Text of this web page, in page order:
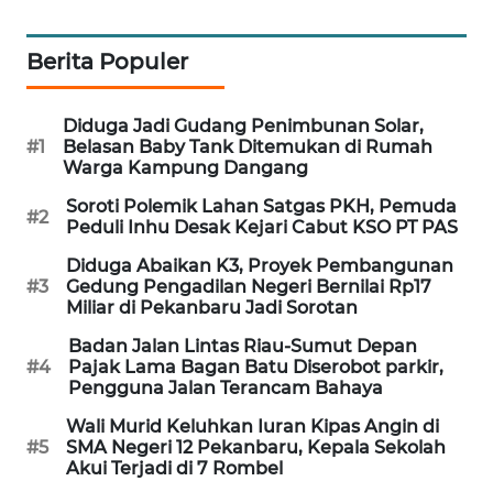
Berita Populer
#1
Diduga Jadi Gudang Penimbunan Solar,
Belasan Baby Tank Ditemukan di Rumah
Warga Kampung Dangang
#2
Soroti Polemik Lahan Satgas PKH, Pemuda
Peduli Inhu Desak Kejari Cabut KSO PT PAS
#3
Diduga Abaikan K3, Proyek Pembangunan
Gedung Pengadilan Negeri Bernilai Rp17
Miliar di Pekanbaru Jadi Sorotan
#4
Badan Jalan Lintas Riau-Sumut Depan
Pajak Lama Bagan Batu Diserobot parkir,
Pengguna Jalan Terancam Bahaya
#5
Wali Murid Keluhkan Iuran Kipas Angin di
SMA Negeri 12 Pekanbaru, Kepala Sekolah
Akui Terjadi di 7 Rombel
NEWS
CILEUNGSI
NEWS
BERKAT
NEWS
BERAMPU
NEWS
ANUGERAH
NEWS
AKHLAK
ID